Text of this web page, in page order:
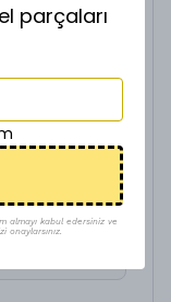
parçaları
almayı kabul edersiniz ve
onaylarsınız.